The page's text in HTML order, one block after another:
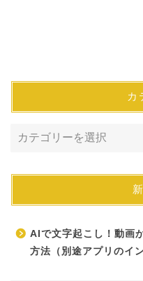
カ
AIで文字起こし！動画
方法（別途アプリのイ